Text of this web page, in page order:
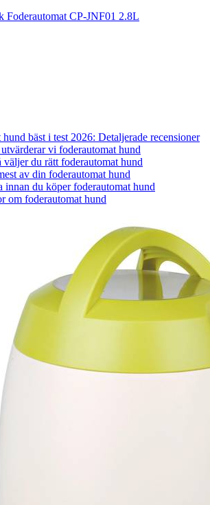
Foderautomat CP-JNF01 2.8L
bäst i test 2026: Detaljerade recensioner
utvärderar vi foderautomat hund
väljer du rätt foderautomat hund
av din foderautomat hund
innan du köper foderautomat hund
om foderautomat hund